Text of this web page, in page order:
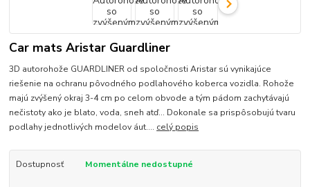
Car mats Aristar Guardliner
3D autorohože GUARDLINER od spoločnosti Aristar sú vynikajúce
riešenie na ochranu pôvodného podlahového koberca vozidla. Rohože
majú zvýšený okraj 3-4 cm po celom obvode a tým pádom zachytávajú
nečistoty ako je blato, voda, sneh atď... Dokonale sa prispôsobujú tvaru
podlahy jednotlivých modelov áut.... celý popis
Dostupnosť Momentálne nedostupné